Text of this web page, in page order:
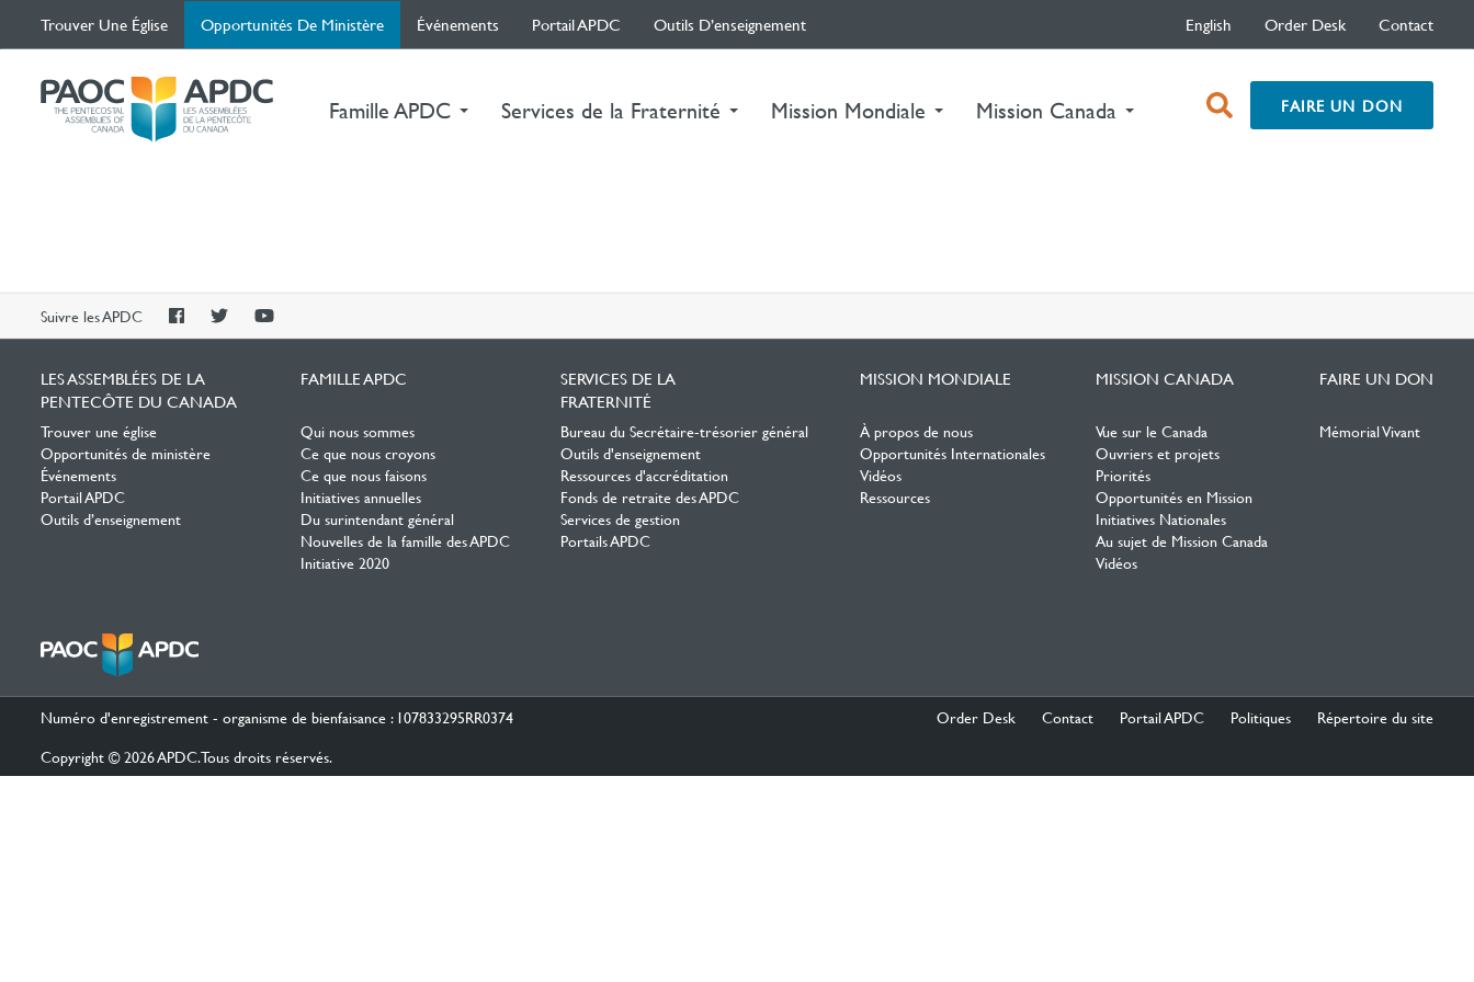
Trouver Une Église Opportunités De Ministère(current)Événements Portail APDC Outils D’enseignement English Order Desk Contact
Famille APDC Services de la Fraternité Mission Mondiale Mission Canada open
search
FAIRE UN DON
Suivre les APDC
PAOCPAOCPAOC
LES ASSEMBLÉES DE LA
PENTECÔTE DU CANADA
Trouver une église
Opportunités de ministère
Événements
Portail APDC
Outils d’enseignement
FAMILLE APDC
Qui nous sommes
Ce que nous croyons
Ce que nous faisons
Initiatives annuelles
Du surintendant général
Nouvelles de la famille des APDC
Initiative 2020
SERVICES DE LA
FRATERNITÉ
Bureau du Secrétaire-trésorier général
Outils d'enseignement
Ressources d'accréditation
Fonds de retraite des APDC
Services de gestion
Portails APDC
MISSION MONDIALE
À propos de nous
Opportunités Internationales
Vidéos
Ressources
MISSION CANADA
Vue sur le Canada
Ouvriers et projets
Priorités
Opportunités en Mission
Initiatives Nationales
Au sujet de Mission Canada
Vidéos
FAIRE UN DON
Mémorial Vivant
Numéro d'enregistrement - organisme de bienfaisance : 107833295RR0374
Copyright © 2026 APDC. Tous droits réservés.
Order Desk Contact Portail APDC Politiques Répertoire du site